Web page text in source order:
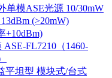
单模ASE光源 10/30mW
(>20mW)
+10dBm)
FL7210（1460-
平坦型 模块式/台式